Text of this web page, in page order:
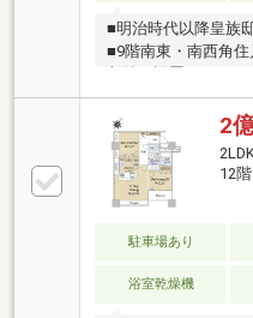
■明治時代以降皇族
■9階南東・南西角
収納が設置されてお
具配置のしやすい
ため暖かな陽を感
（夜間警備員）■IC
テム■ホテルライク
ービス(一部有償）
ごみ置き場・ペット
（犬・猫1住戸2匹
2
12
駐車場あり
浴室乾燥機